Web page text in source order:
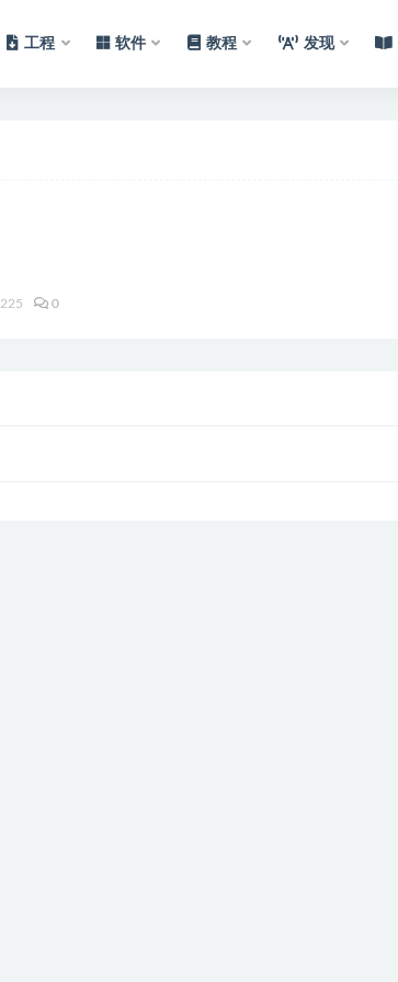
工程 软件 教程 发现
225 0